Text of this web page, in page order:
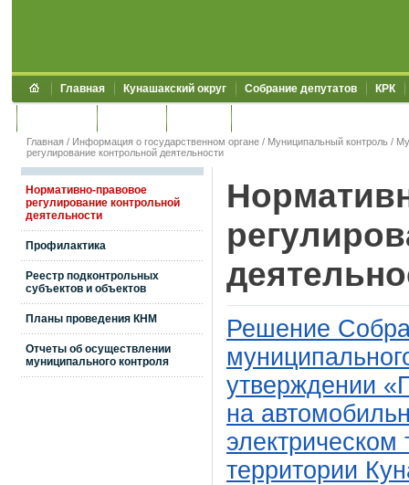
Главная Кунашакский округ Собрание депутатов КРК
Главная / Информация о государственном органе / Муниципальный контроль /
регулирование контрольной деятельности
Нормативно-правовое
регулирование контрольной
деятельности
Профилактика
Реестр подконтрольных
субъектов и объектов
Планы проведения КНМ
Отчеты об осуществлении
муниципального контроля
Решение
утверждении
на
территории